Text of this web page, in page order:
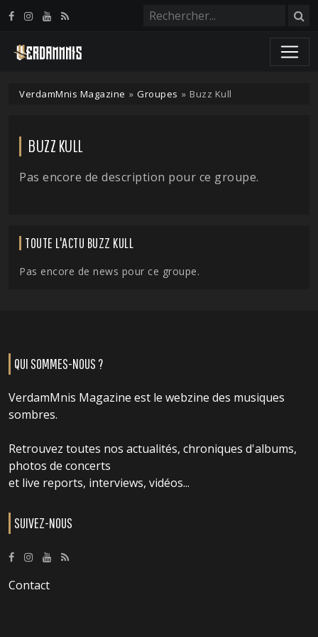
VerdamMnis Magazine » Groupes » Buzz Kull
BUZZ KULL
Pas encore de description pour ce groupe.
TOUTE L'ACTU BUZZ KULL
Pas encore de news pour ce groupe.
QUI SOMMES-NOUS ?
VerdamMnis Magazine est le webzine des musiques
sombres.
Retrouvez toutes nos actualités, chroniques d'albums,
photos de concerts
et live reports, interviews, vidéos...
SUIVEZ-NOUS
Contact
Panneau de gestion des cookies